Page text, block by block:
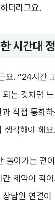
더라고요.
시간대
요. “24시간
는 것처럼
직접 통화
각해야 해요.
돌아가는 편
제약이 적
담원 연결이